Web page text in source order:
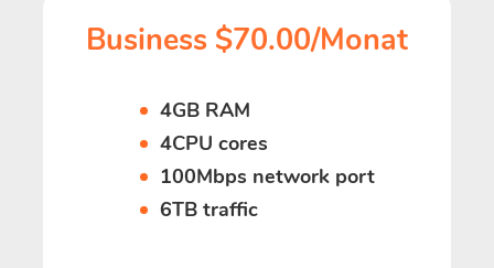
Business $70.00/Monat
4GB RAM
4CPU cores
100Mbps network port
6TB traffic